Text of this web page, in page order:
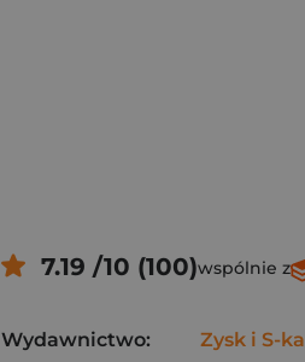
7.19 /10 (100)wspólnie z
Wydawnictwo: Zysk i S-ka